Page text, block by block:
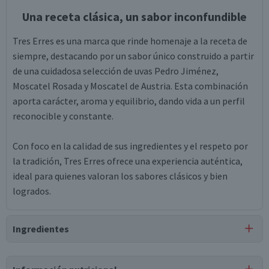
Una receta clásica, un sabor inconfundible
Tres Erres es una marca que rinde homenaje a la receta de
siempre, destacando por un sabor único construido a partir
de una cuidadosa selección de uvas Pedro Jiménez,
Moscatel Rosada y Moscatel de Austria. Esta combinación
aporta carácter, aroma y equilibrio, dando vida a un perfil
reconocible y constante.
Con foco en la calidad de sus ingredientes y el respeto por
la tradición, Tres Erres ofrece una experiencia auténtica,
ideal para quienes valoran los sabores clásicos y bien
logrados.
Ingredientes